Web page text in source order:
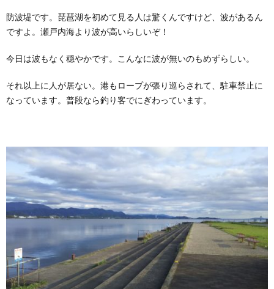
防波堤です。琵琶湖を初めて見る人は驚くんですけど、波があるん
ですよ。瀬戸内海より波が高いらしいぞ！
今日は波もなく穏やかです。こんなに波が無いのもめずらしい。
それ以上に人が居ない。港もロープが張り巡らされて、駐車禁止に
なっています。普段なら釣り客でにぎわっています。